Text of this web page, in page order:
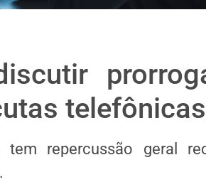
telefônicas
repercussão geral